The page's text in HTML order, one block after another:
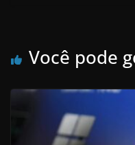
Você pode